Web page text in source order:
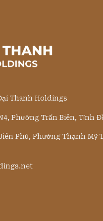
Thanh Holdings
Phường Trấn Biên, Tỉnh
Phủ, Phường Thạnh Mỹ